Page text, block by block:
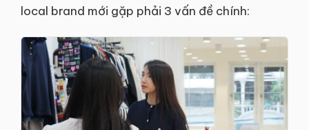
local brand mới gặp phải 3 vấn đề chính: